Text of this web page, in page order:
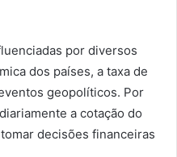
por diversos
dos países, a taxa de
geopolíticos. Por
a cotação do
decisões financeiras